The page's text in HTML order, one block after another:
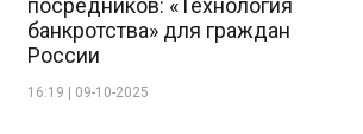
посредников: «Технология
банкротства» для граждан
России
16:19 | 09-10-2025